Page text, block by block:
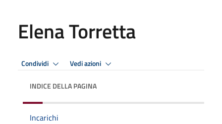
Elena Torretta
Condividi Vedi azioni
INDICE DELLA PAGINA
Incarichi